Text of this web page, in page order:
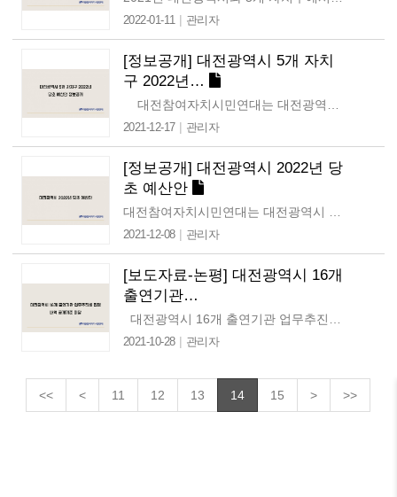
2022-01-11 | 관리자
[정보공개] 대전광역시 5개 자치
구 2022년…
2021-12-17| 관리자
[정보공개] 대전광역시 2022년 당
초 예산안
2021-12-08| 관리자
[보도자료-논평] 대전광역시 16개
출연기관…
2021-10-28| 관리자
<< < 11 12 13 14 15 > >>